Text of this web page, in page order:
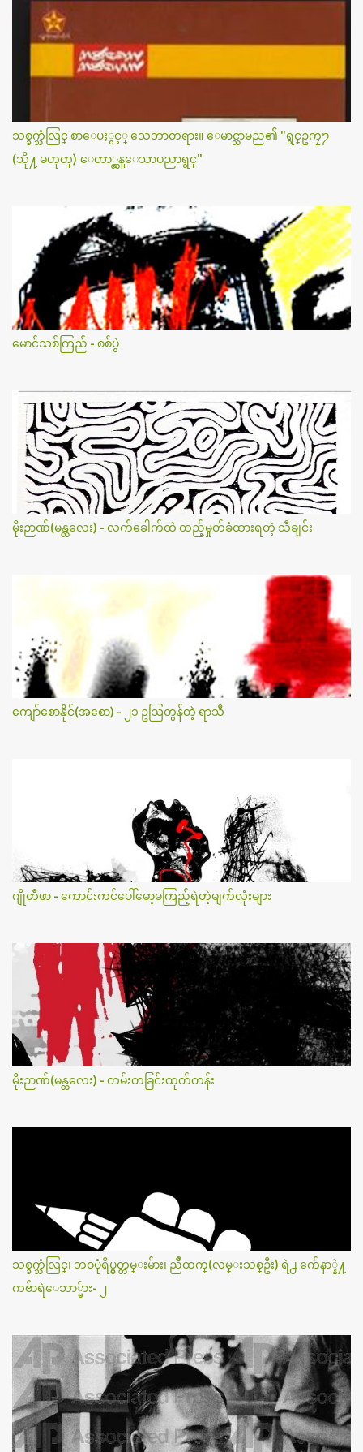
s
သစ္ခက္သံလြင္ စာေပႏွင့္ သေဘာတရား။ ေမာင္သာမည၏ "ရွင္ဥကၠ႒
(သို႔ မဟုတ္) ေတာ္လွန္ေသာပညာရွင္"
မောင်သစ်ကြည် - စစ်ပွဲ
မိုးဉာဏ်(မန္တလေး) - လက်ခေါက်ထဲ ထည့်မှုတ်ခံထားရတဲ့ သီချင်း
ကျော်စောနိုင်(အစော) - ၂၁ ဥဩတွန်တဲ့ ရာသီ
ဂျိုတီဖာ - ကောင်းကင်ပေါ်မော့မကြည့်ရဲတဲ့မျက်လုံးများ
မိုးဉာဏ်(မန္တလေး) - တမ်းတခြင်းထုတ်တန်း
သစ္ခက္သံလြင္၊ ဘဝပုံရိပ္မွတ္တမ္းမ်ား၊ ညိဳထက္(လမ္းသစ္ဦး) ရဲ႕ က်ေနာ္နဲ႔
ကဗ်ာရဲေဘာ္မ်ား- ၂